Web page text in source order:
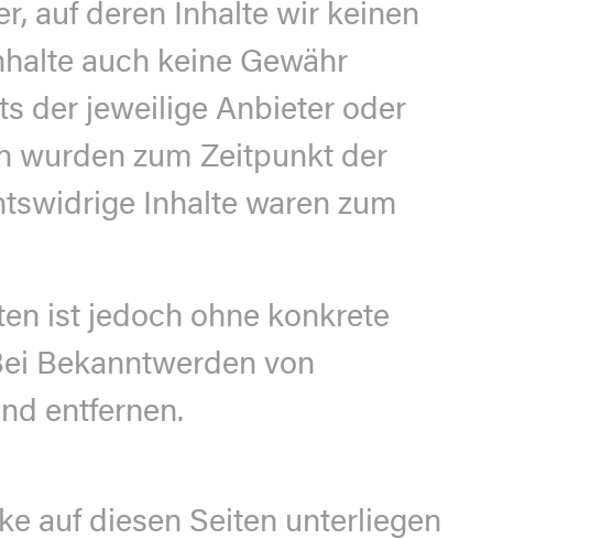
auf deren Inhalte wir keinen
auch keine Gewähr
der jeweilige Anbieter oder
wurden zum Zeitpunkt der
Inhalte waren zum
ist jedoch ohne konkrete
Bekanntwerden von
entfernen.
auf diesen Seiten unterliegen